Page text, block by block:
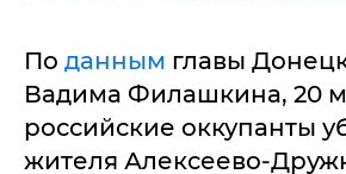
По данным главы
Вадима Филашкина, 20
российские оккупанты
жителя Алексеево-